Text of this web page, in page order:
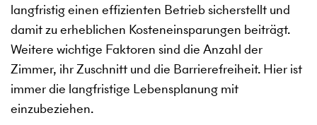
langfristig einen effizienten Betrieb sicherstellt und
damit zu erheblichen Kosteneinsparungen beiträgt.
Weitere wichtige Faktoren sind die Anzahl der
Zimmer, ihr Zuschnitt und die Barrierefreiheit. Hier ist
immer die langfristige Lebensplanung mit
einzubeziehen.